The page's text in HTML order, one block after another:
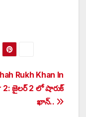
Rukh Khan In
2: జైలర్ 2 లో షారుక్
ఖాన్..